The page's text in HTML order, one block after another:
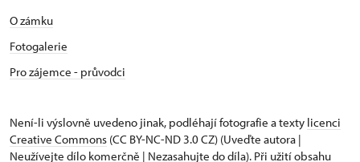
O zámku
Fotogalerie
Pro zájemce - průvodci
Není-li výslovně uvedeno jinak, podléhají fotografie a texty licenci
Creative Commons (CC BY-NC-ND 3.0 CZ) (Uveďte autora |
Neužívejte dílo komerčně | Nezasahujte do díla). Při užití obsahu